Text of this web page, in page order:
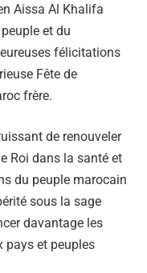
Aissa Al Khalifa
et du
félicitations
Fête de
frère.
de renouveler
Roi dans la santé et
du peuple marocain
sous la sage
davantage les
pays et peuples